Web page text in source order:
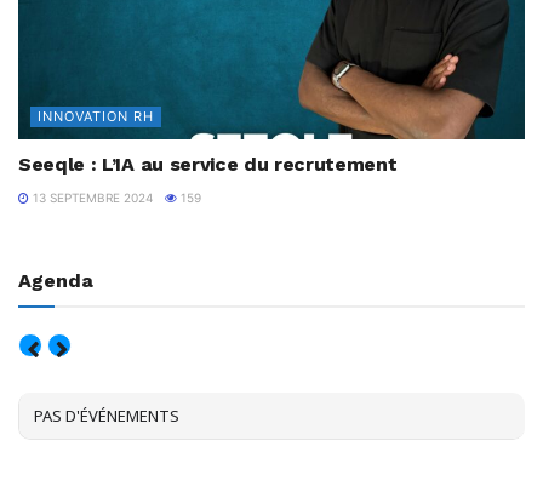
INNOVATION RH
Seeqle : L’IA au service du recrutement
13 SEPTEMBRE 2024 159
Agenda
PAS D'ÉVÉNEMENTS